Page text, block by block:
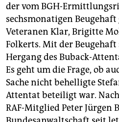
der vom BGH-
sechsmonatigen Beugehaft
Veteranen Klar, Brigitte
Folkerts. Mit der
Hergang des Buback-
Es geht um die Frage, ob
Sache nicht behelligte
Attentat beteiligt war.
RAF-Mitglied Peter Jürgen